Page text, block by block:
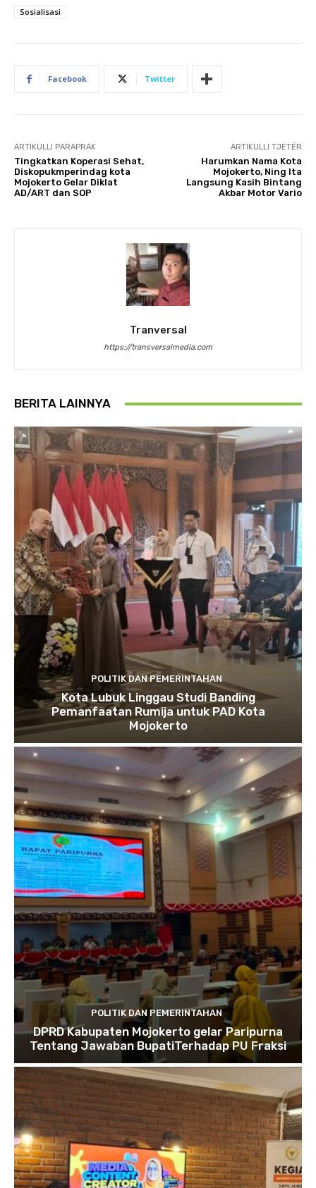
Sosialisasi
Facebook Twitter
ARTIKULLI PARAPRAK
Tingkatkan Koperasi Sehat,
Diskopukmperindag kota
Mojokerto Gelar Diklat
AD/ART dan SOP
ARTIKULLI TJETËR
Harumkan Nama Kota
Mojokerto, Ning Ita
Langsung Kasih Bintang
Akbar Motor Vario
Tranversal
https://transversalmedia.com
BERITA LAINNYA
POLITIK DAN PEMERINTAHAN
Kota Lubuk Linggau Studi Banding
Pemanfaatan Rumija untuk PAD Kota
Mojokerto
POLITIK DAN PEMERINTAHAN
DPRD Kabupaten Mojokerto gelar Paripurna
Tentang Jawaban BupatiTerhadap PU Fraksi